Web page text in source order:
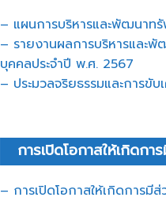
– แผนการบริหารและพัฒนาท
– รายงานผลการบริหารและ
บุคคลประจำปี พ.ศ. 2567
– ประมวลจริยธรรมและการขับ
การเปิดโอกาสให้เกิดกา
– การเปิดโอกาสให้เกิดการมีส่